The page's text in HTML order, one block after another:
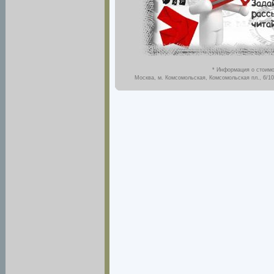
* Информация о
Москва, м. Комсомольская, Комсомольская пл., 6/